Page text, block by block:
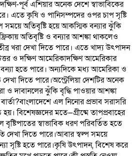
পূর্ব এশিয়ার অনেক দেশে স্বাভাবিকের
এতে কৃষি ও পানিসম্পদের ওপর চাপ সৃষ্টি
সময়ে অতিবৃষ্টি হয়ে আকস্মিক বন্যার ঝুঁকি
অতিবৃষ্টি ও বন্যার আশঙ্কা থাকলেও
খরা দেখা দিতে পারে। এতে খাদ্য উৎপাদন
ও দক্ষিণ আমেরিকাদক্ষিণ আমেরিকার
বন্যা হতে পারে। অন্যদিকে মধ্য আমেরিকা ও
দেখা দিতে পারে।অস্ট্রেলিয়া দেশটির অনেক
ও দাবানলের ঝুঁকি বৃদ্ধি পাওয়ার আশঙ্কা
এল নিনোর প্রভাব সরাসরি
বিশেষজ্ঞদের মতে—গ্রীষ্মে তাপপ্রবাহের
বৃষ্টিপাতের স্বাভাবিক ধরণ পরিবর্তিত হতে
দেখা দিতে পারে।আবার স্বল্প সময়ে
সৃষ্টি হতে পারে।কৃষি উৎপাদন, বিশেষ করে